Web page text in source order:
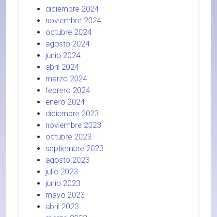
diciembre 2024
noviembre 2024
octubre 2024
agosto 2024
junio 2024
abril 2024
marzo 2024
febrero 2024
enero 2024
diciembre 2023
noviembre 2023
octubre 2023
septiembre 2023
agosto 2023
julio 2023
junio 2023
mayo 2023
abril 2023